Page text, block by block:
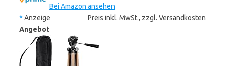
Bei Amazon ansehen
* Anzeige
Preis inkl. MwSt., zzgl. Versandkosten
Angebot